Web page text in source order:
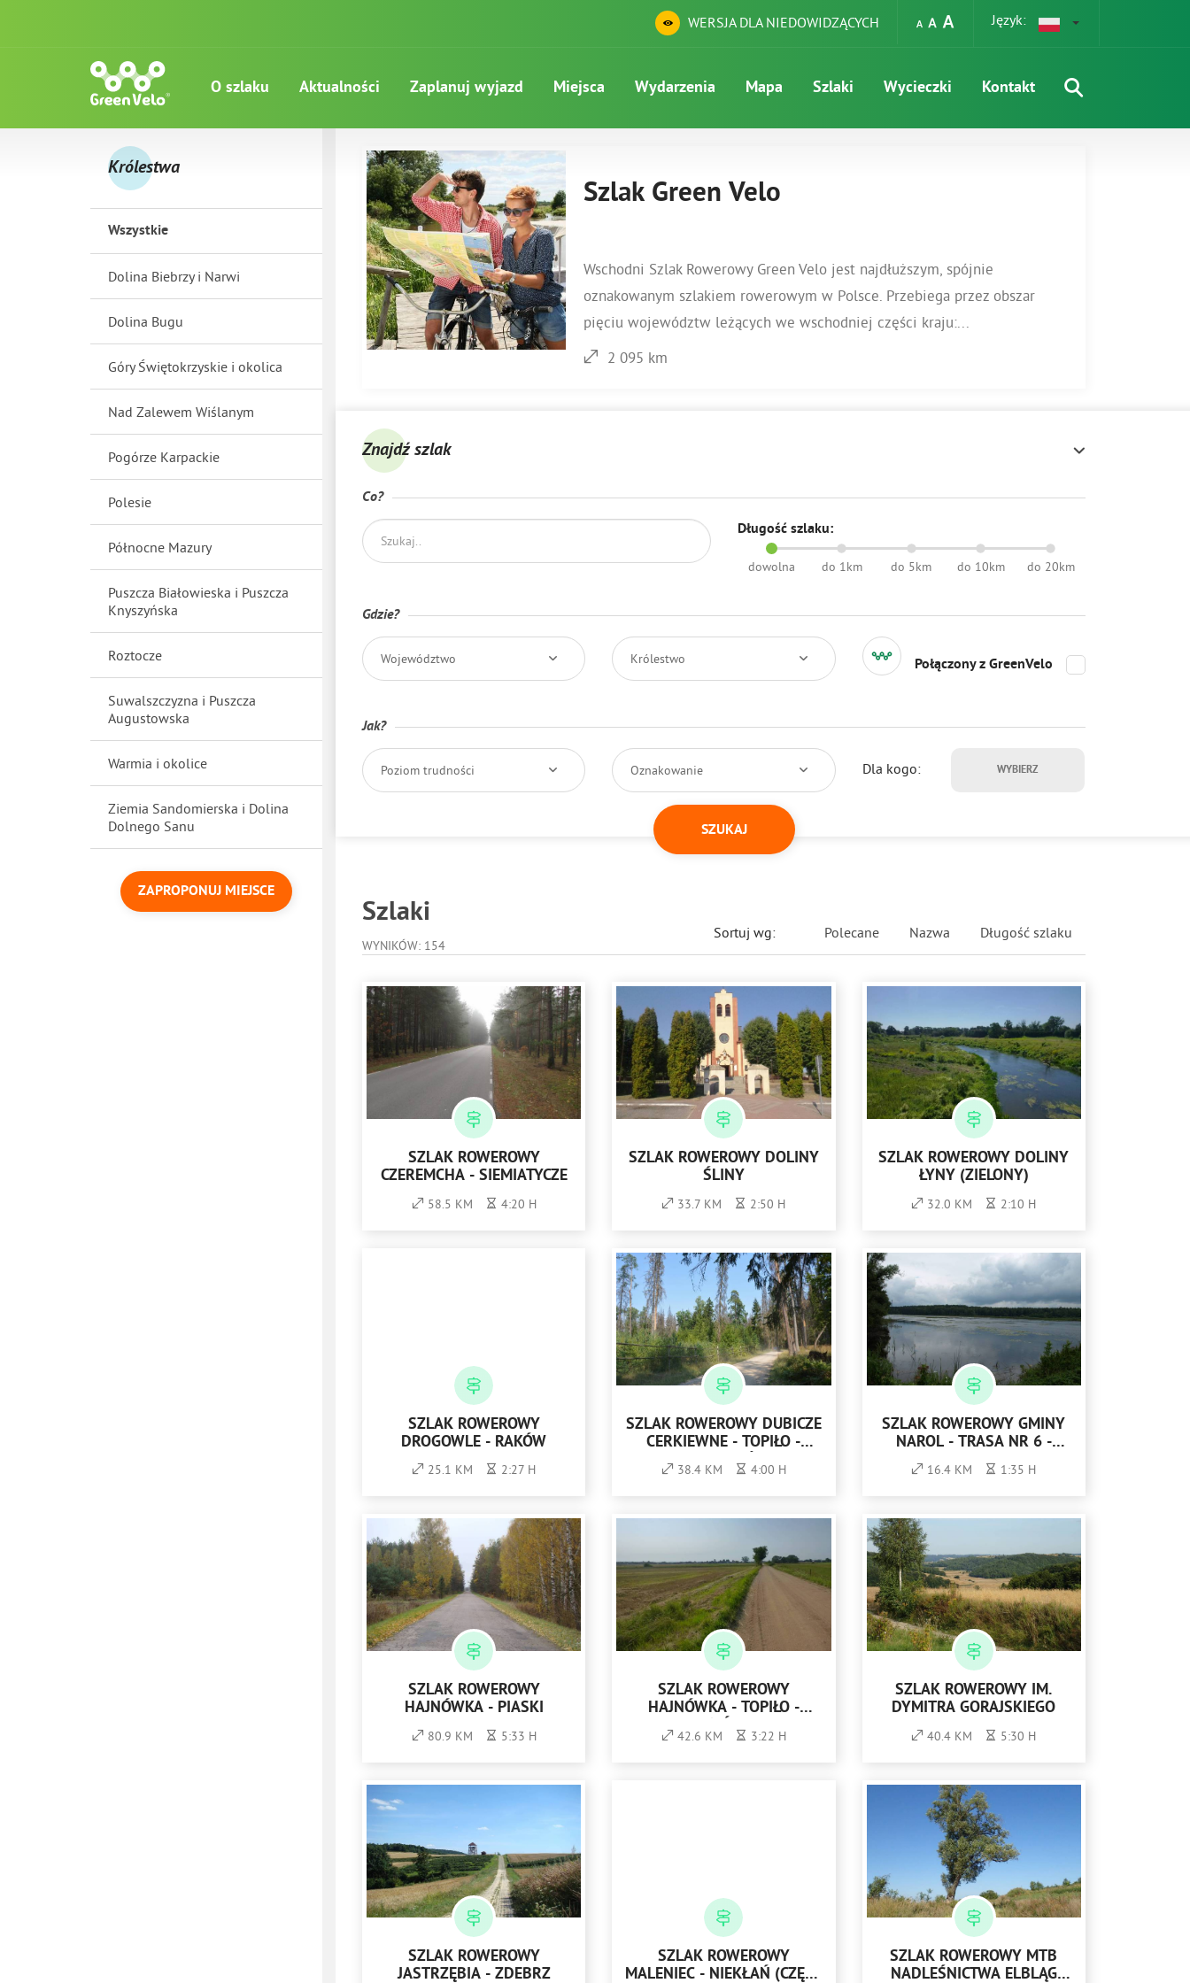
Język:
WERSJA DLA NIEDOWIDZĄCYCH
O szlaku Aktualności Zaplanuj wyjazd Miejsca Wydarzenia Mapa Szlaki Wycieczki Kontakt
Królestwa
Wszystkie
Dolina Biebrzy i Narwi
Dolina Bugu
Góry Świętokrzyskie i okolica
Nad Zalewem Wiślanym
Pogórze Karpackie
Polesie
Północne Mazury
Puszcza Białowieska i Puszcza
Knyszyńska
Roztocze
Suwalszczyzna i Puszcza
Augustowska
Warmia i okolice
Ziemia Sandomierska i Dolina
Dolnego Sanu
ZAPROPONUJ MIEJSCE
Szlak Green Velo
Wschodni Szlak Rowerowy Green Velo jest najdłuższym, spójnie
oznakowanym szlakiem rowerowym w Polsce. Przebiega przez obszar
pięciu województw leżących we wschodniej części kraju:...
2 095 km
Znajdź szlak
Co?
Długość szlaku:
dowolna do 1km do 5km do 10km do 20km
Gdzie?
Województwo Królestwo Połączony z GreenVelo
Jak?
Poziom trudności Oznakowanie Dla kogo: WYBIERZ
Szlaki
WYNIKÓW: 154
Sortuj wg: Polecane Nazwa Długość szlaku
SZLAK ROWEROWY
CZEREMCHA - SIEMIATYCZE
58.5 KM 4:20 H
SZLAK ROWEROWY DOLINY
ŚLINY
33.7 KM 2:50 H
SZLAK ROWEROWY DOLINY
ŁYNY (ZIELONY)
32.0 KM 2:10 H
SZLAK ROWEROWY
DROGOWLE - RAKÓW
25.1 KM 2:27 H
SZLAK ROWEROWY DUBICZE
CERKIEWNE - TOPIŁO -
BIAŁOWIEŻA
38.4 KM 4:00 H
SZLAK ROWEROWY GMINY
NAROL - TRASA NR 6 -
FIOLETOWA
16.4 KM 1:35 H
SZLAK ROWEROWY
HAJNÓWKA - PIASKI
80.9 KM 5:33 H
SZLAK ROWEROWY
HAJNÓWKA - TOPIŁO -
HAJNÓWKA
42.6 KM 3:22 H
SZLAK ROWEROWY IM.
DYMITRA GORAJSKIEGO
40.4 KM 5:30 H
SZLAK ROWEROWY
JASTRZĘBIA - ZDEBRZ
SZLAK ROWEROWY
MALENIEC - NIEKŁAŃ (CZĘŚĆ
SZLAK ROWEROWY MTB
NADLEŚNICTWA ELBLĄG